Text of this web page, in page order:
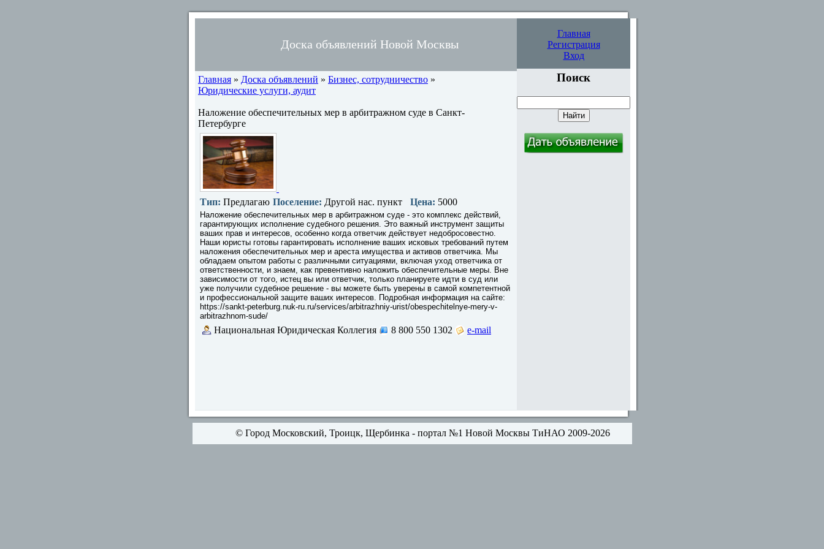
Доска объявлений Новой Москвы
Главная
Регистрация
Вход
Главная » Доска объявлений » Бизнес, сотрудничество »
Юридические услуги, аудит
Наложение обеспечительных мер в арбитражном суде в Санкт-
Петербурге
Тип: Предлагаю Поселение: Другой нас. пункт Цена: 5000
Наложение обеспечительных мер в арбитражном суде - это комплекс действий,
гарантирующих исполнение судебного решения. Это важный инструмент защиты
ваших прав и интересов, особенно когда ответчик действует недобросовестно.
Наши юристы готовы гарантировать исполнение ваших исковых требований путем
наложения обеспечительных мер и ареста имущества и активов ответчика. Мы
обладаем опытом работы с различными ситуациями, включая уход ответчика от
ответственности, и знаем, как превентивно наложить обеспечительные меры. Вне
зависимости от того, истец вы или ответчик, только планируете идти в суд или
уже получили судебное решение - вы можете быть уверены в самой компетентной
и профессиональной защите ваших интересов. Подробная информация на сайте:
https://sankt-peterburg.nuk-ru.ru/services/arbitrazhniy-urist/obespechitelnye-mery-v-
arbitrazhnom-sude/
Национальная Юридическая Коллегия 8 800 550 1302 e-mail
Поиск
© Город Московский, Троицк, Щербинка - портал №1 Новой Москвы ТиНАО 2009-2026